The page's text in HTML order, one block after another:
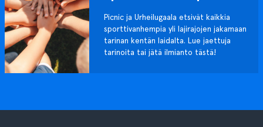
Picnic ja Urheilugaala etsivät kaikkia
sporttivanhempia yli lajirajojen jakamaan
tarinan kentän laidalta. Lue jaettuja
tarinoita tai jätä ilmianto tästä!